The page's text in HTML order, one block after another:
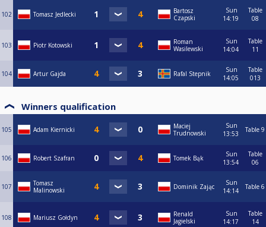
102 Tomasz Jedlecki
Bartosz
Czapski
Sun
14:19
Table
08
103 Piotr Kotowski
Roman
Wasilewski
Sun
14:04
Table
11
104 Artur Gajda Rafal Stepnik
Sun
14:05
Table
013
Winners qualification
105 Adam Kiernicki
Maciej
Trudnowski
Sun
13:53
Table 9
106 Robert Szafran Tomek Bąk
Sun
13:54
Table
06
107
Tomasz
Malinowski
Dominik Zając
Sun
14:14
Table 6
108 Mariusz Gołdyn
Renald
Jagielski
Sun
14:17
Table
14